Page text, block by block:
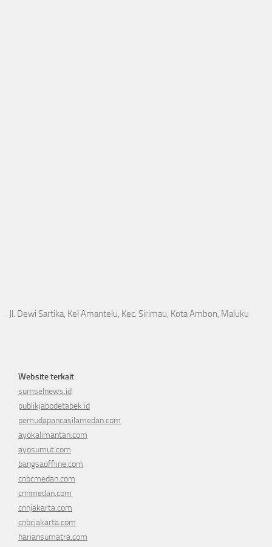
Jl. Dewi Sartika, Kel Amantelu, Kec. Sirimau, Kota Ambon, Maluku
Website terkait
sumselnews.id
publikjabodetabek.id
pemudapancasilamedan.com
ayokalimantan.com
ayosumut.com
bangsaoffline.com
cnbcmedan.com
cnnmedan.com
cnnjakarta.com
cnbcjakarta.com
hariansumatra.com